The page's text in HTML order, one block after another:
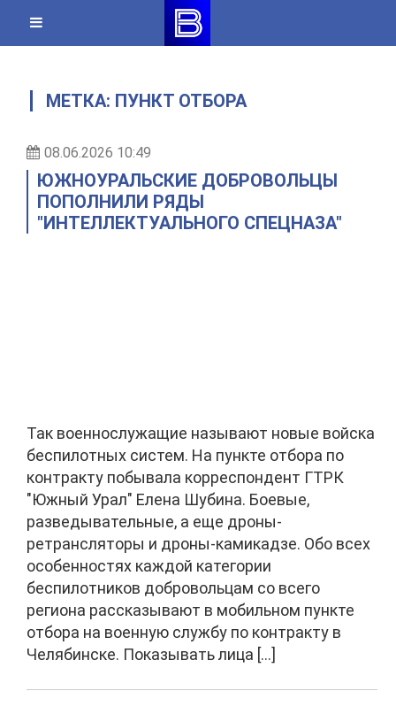
content
МЕТКА: ПУНКТ ОТБОРА
08.06.2026 10:49
ЮЖНОУРАЛЬСКИЕ ДОБРОВОЛЬЦЫ
ПОПОЛНИЛИ РЯДЫ
"ИНТЕЛЛЕКТУАЛЬНОГО СПЕЦНАЗА"
Так военнослужащие называют новые войска
беспилотных систем. На пункте отбора по
контракту побывала корреспондент ГТРК
"Южный Урал" Елена Шубина. Боевые,
разведывательные, а еще дроны-
ретрансляторы и дроны-камикадзе. Обо всех
особенностях каждой категории
беспилотников добровольцам со всего
региона рассказывают в мобильном пункте
отбора на военную службу по контракту в
Челябинске. Показывать лица […]